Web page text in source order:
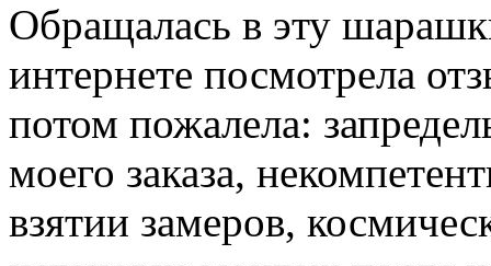
Обращалась в эту
интернете посмотрела
потом пожалела:
моего заказа,
взятии замеров,